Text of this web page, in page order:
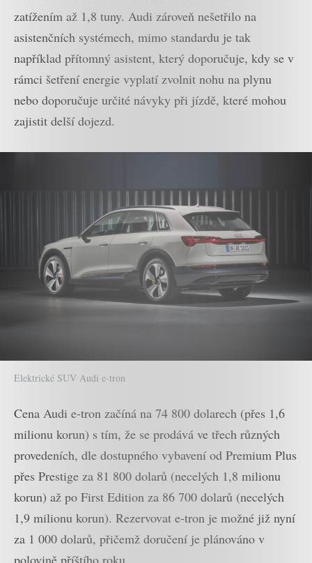
zatížením až 1,8 tuny. Audi zároveň nešetřilo na
asistenčních systémech, mimo standardu je tak
například přítomný asistent, který doporučuje, kdy se v
rámci šetření energie vyplatí zvolnit nohu na plynu
nebo doporučuje určité návyky při jízdě, které mohou
zajistit delší dojezd.
Elektrické SUV Audi e-tron
Cena Audi e-tron začíná na 74 800 dolarech (přes 1,6
milionu korun) s tím, že se prodává ve třech různých
provedeních, dle dostupného vybavení od Premium Plus
přes Prestige za 81 800 dolarů (necelých 1,8 milionu
korun) až po First Edition za 86 700 dolarů (necelých
1,9 milionu korun). Rezervovat e-tron je možné již nyní
za 1 000 dolarů, přičemž doručení je plánováno v
polovině příštího roku.